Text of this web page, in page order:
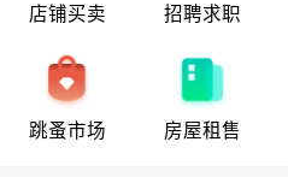
店铺买卖 招聘求职
跳蚤市场 房屋租售